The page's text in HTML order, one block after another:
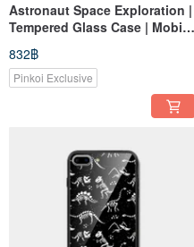
Astronaut Space Exploration |
Tempered Glass Case | Mobile
Phone Case
832฿
Pinkoi Exclusive